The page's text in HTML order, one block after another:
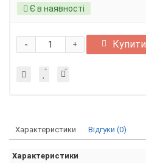
Є в наявності
+
- Купити
Характеристики Відгуки (0)
Характеристики